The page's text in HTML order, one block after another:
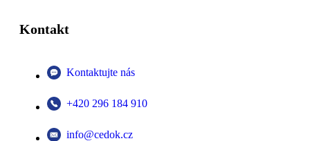
Kontakt
Kontaktujte nás
+420 296 184 910
info@cedok.cz